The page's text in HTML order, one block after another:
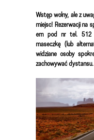
Wstęp wolny, ale z
miejsc! Rezerwacji na
em pod nr tel. 512
maseczkę (lub
widziane osoby
zachowywać dystansu.